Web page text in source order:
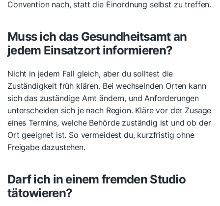
Convention nach, statt die Einordnung selbst zu treffen.
Muss ich das Gesundheitsamt an
jedem Einsatzort informieren?
Nicht in jedem Fall gleich, aber du solltest die
Zuständigkeit früh klären. Bei wechselnden Orten kann
sich das zuständige Amt ändern, und Anforderungen
unterscheiden sich je nach Region. Kläre vor der Zusage
eines Termins, welche Behörde zuständig ist und ob der
Ort geeignet ist. So vermeidest du, kurzfristig ohne
Freigabe dazustehen.
Darf ich in einem fremden Studio
tätowieren?